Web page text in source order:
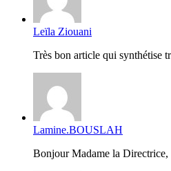
Leïla Ziouani
Très bon article qui synthétise
Lamine.BOUSLAH
Bonjour Madame la Directrice,